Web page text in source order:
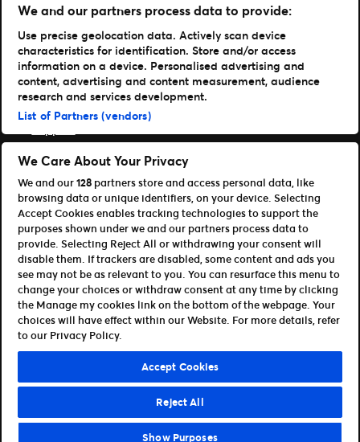
Vi på Ticketmaster
Vår historia
Jobba hos oss
Materialspecifikationer
Läs mer
Nyheter
Logga in på TM1
Content Hub
Våra appar
Ticketmaster
TM1 Reports
Partnerskap & Affiliates
Bli affiliate / partner
För utvecklare (API och SDK)
Privacy Policy Cookie Policy
Manage my cookies and ad choices
We and our partners process data to provide:
Use precise geolocation data. Actively scan device
characteristics for identification. Store and/or access
information on a device. Personalised advertising and
content, advertising and content measurement, audience
research and services development.
List of Partners (vendors)
We Care About Your Privacy
We and our128 partners store and access personal data, like
browsing data or unique identifiers, on your device. Selecting
Accept Cookies enables tracking technologies to support the
purposes shown under we and our partners process data to
provide. Selecting Reject All or withdrawing your consent will
disable them. If trackers are disabled, some content and ads you
see may not be as relevant to you. You can resurface this menu to
change your choices or withdraw consent at any time by clicking
the Manage my cookies link on the bottom of the webpage. Your
choices will have effect within our Website. For more details, refer
to our Privacy Policy.
Accept Cookies
Reject All
Show Purposes